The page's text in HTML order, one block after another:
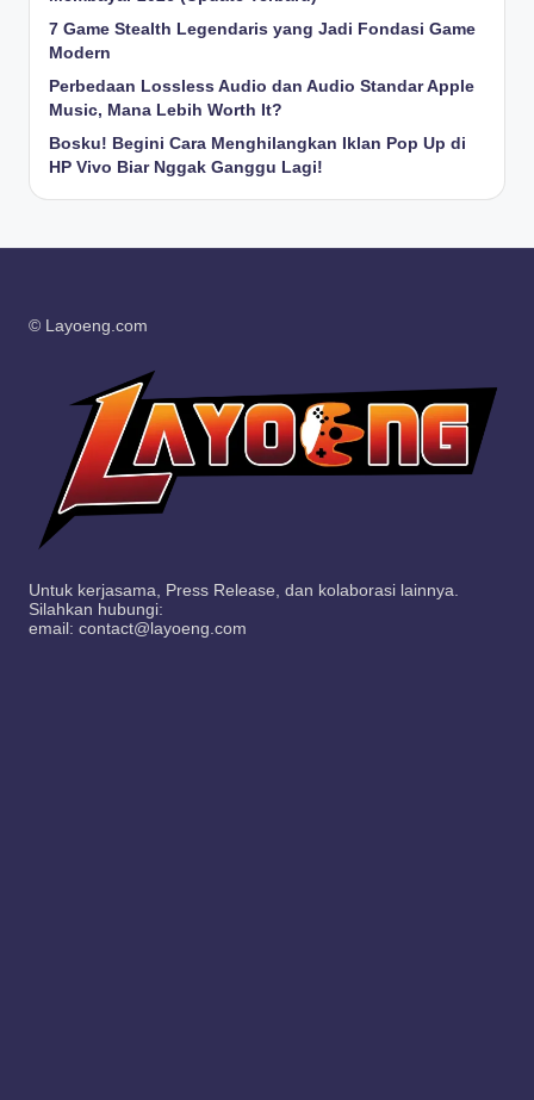
7 Game Stealth Legendaris yang Jadi Fondasi Game
Modern
Perbedaan Lossless Audio dan Audio Standar Apple
Music, Mana Lebih Worth It?
Bosku! Begini Cara Menghilangkan Iklan Pop Up di
HP Vivo Biar Nggak Ganggu Lagi!
© Layoeng.com
Untuk kerjasama, Press Release, dan kolaborasi lainnya.
Silahkan hubungi:
email: contact@layoeng.com